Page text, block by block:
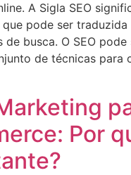
A Sigla SEO
pode ser
de busca. O SEO
de técnicas para
Por